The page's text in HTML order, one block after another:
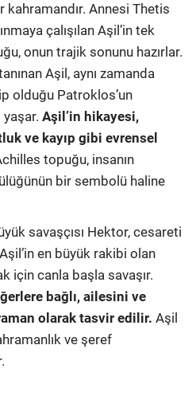
kahramandır. Annesi Thetis
çalışılan Aşil’in tek
onun trajik sonunu hazırlar.
Aşil, aynı zamanda
olduğu Patroklos’un
Aşil’in hikayesi,
ve kayıp gibi evrensel
topuğu, insanın
bir sembolü haline
savaşçısı Hektor, cesareti
en büyük rakibi olan
için canla başla savaşır.
bağlı, ailesini ve
olarak tasvir edilir. Aşil
ve şeref